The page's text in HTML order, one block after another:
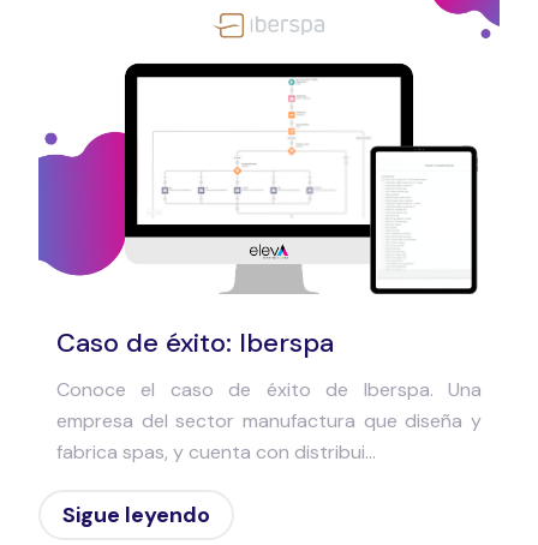
Caso de éxito: Iberspa
Conoce el caso de éxito de Iberspa. Una
empresa del sector manufactura que diseña y
fabrica spas, y cuenta con distribui...
Sigue leyendo